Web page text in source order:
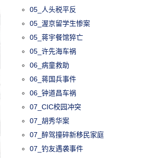
05_人头税平反
05_渥京留学生惨案
05_蒋宇餐馆猝亡
05_许先海车祸
06_病童救助
06_蒋国兵事件
06_钟道昌车祸
07_CIC校园冲突
07_胡秀华案
07_醉驾撞碎新移民家庭
07_钓友遇袭事件